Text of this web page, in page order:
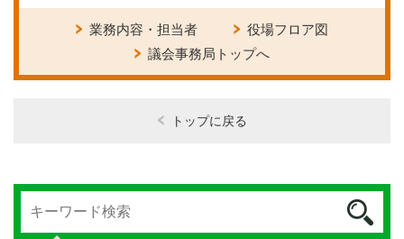
業務内容・担当者
役場フロア図
議会事務局トップへ
トップに戻る